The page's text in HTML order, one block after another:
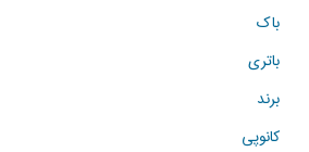
باک
باتری
برند
کانوپی